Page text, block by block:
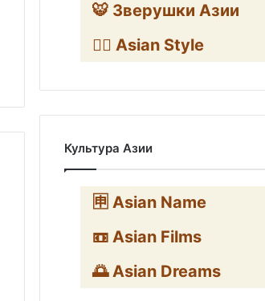
🐯 Зверушки Азии
🧛‍♂️ Asian Style
Культура Азии
🈸 Asian Name
📼 Asian Films
🌅 Asian Dreams